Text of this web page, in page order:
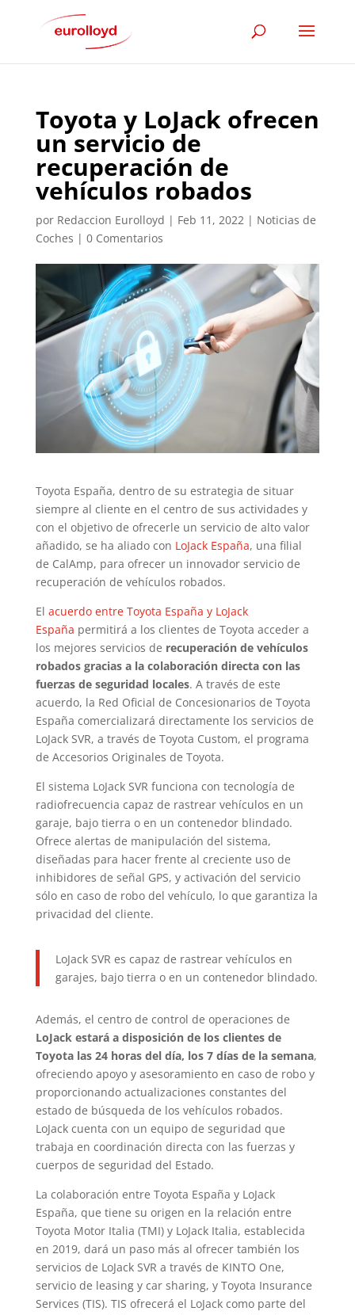
Toyota y LoJack ofrecen
un servicio de
recuperación de
vehículos robados
por Redaccion Eurolloyd | Feb 11, 2022| Noticias de
Coches | 0 Comentarios
Toyota España, dentro de su estrategia de situar
siempre al cliente en el centro de sus actividades y
con el objetivo de ofrecerle un servicio de alto valor
añadido, se ha aliado con LoJack España, una filial
de CalAmp, para ofrecer un innovador servicio de
recuperación de vehículos robados.
El acuerdo entre Toyota España y LoJack
España permitirá a los clientes de Toyota acceder a
los mejores servicios de recuperación de vehículos
robados gracias a la colaboración directa con las
fuerzas de seguridad locales. A través de este
acuerdo, la Red Oficial de Concesionarios de Toyota
España comercializará directamente los servicios de
LoJack SVR, a través de Toyota Custom, el programa
de Accesorios Originales de Toyota.
El sistema LoJack SVR funciona con tecnología de
radiofrecuencia capaz de rastrear vehículos en un
garaje, bajo tierra o en un contenedor blindado.
Ofrece alertas de manipulación del sistema,
diseñadas para hacer frente al creciente uso de
inhibidores de señal GPS, y activación del servicio
sólo en caso de robo del vehículo, lo que garantiza la
privacidad del cliente.
LoJack SVR es capaz de rastrear vehículos en
garajes, bajo tierra o en un contenedor blindado.
Además, el centro de control de operaciones de
LoJack estará a disposición de los clientes de
Toyota las 24 horas del día, los 7 días de la semana,
ofreciendo apoyo y asesoramiento en caso de robo y
proporcionando actualizaciones constantes del
estado de búsqueda de los vehículos robados.
LoJack cuenta con un equipo de seguridad que
trabaja en coordinación directa con las fuerzas y
cuerpos de seguridad del Estado.
La colaboración entre Toyota España y LoJack
España, que tiene su origen en la relación entre
Toyota Motor Italia (TMI) y LoJack Italia, establecida
en 2019, dará un paso más al ofrecer también los
servicios de LoJack SVR a través de KINTO One,
servicio de leasing y car sharing, y Toyota Insurance
Services (TIS). TIS ofrecerá el LoJack como parte del